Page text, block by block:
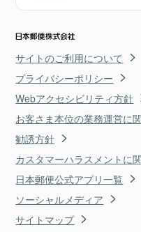
サイトのご利用について
プライバシーポリシー
Webアクセシビリティ方針
お客さま本位の業務運営に
勧誘方針
カスタマーハラスメントに
日本郵便公式アプリ一覧
ソーシャルメディア
サイトマップ